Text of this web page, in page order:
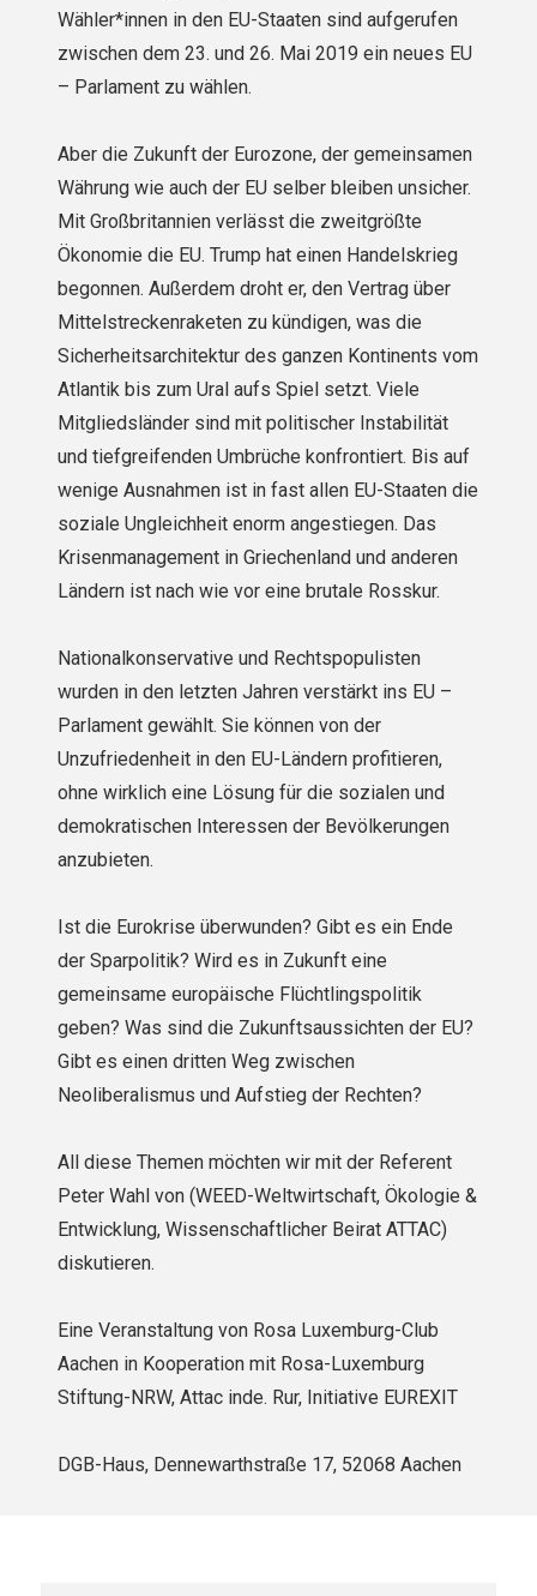
Wähler*innen in den EU-Staaten sind aufgerufen
zwischen dem 23. und 26. Mai 2019 ein neues EU
– Parlament zu wählen.
Aber die Zukunft der Eurozone, der gemeinsamen
Währung wie auch der EU selber bleiben unsicher.
Mit Großbritannien verlässt die zweitgrößte
Ökonomie die EU. Trump hat einen Handelskrieg
begonnen. Außerdem droht er, den Vertrag über
Mittelstreckenraketen zu kündigen, was die
Sicherheitsarchitektur des ganzen Kontinents vom
Atlantik bis zum Ural aufs Spiel setzt. Viele
Mitgliedsländer sind mit politischer Instabilität
und tiefgreifenden Umbrüche konfrontiert. Bis auf
wenige Ausnahmen ist in fast allen EU-Staaten die
soziale Ungleichheit enorm angestiegen. Das
Krisenmanagement in Griechenland und anderen
Ländern ist nach wie vor eine brutale Rosskur.
Nationalkonservative und Rechtspopulisten
wurden in den letzten Jahren verstärkt ins EU –
Parlament gewählt. Sie können von der
Unzufriedenheit in den EU-Ländern profitieren,
ohne wirklich eine Lösung für die sozialen und
demokratischen Interessen der Bevölkerungen
anzubieten.
Ist die Eurokrise überwunden? Gibt es ein Ende
der Sparpolitik? Wird es in Zukunft eine
gemeinsame europäische Flüchtlingspolitik
geben? Was sind die Zukunftsaussichten der EU?
Gibt es einen dritten Weg zwischen
Neoliberalismus und Aufstieg der Rechten?
All diese Themen möchten wir mit der Referent
Peter Wahl von (WEED-Weltwirtschaft, Ökologie &
Entwicklung, Wissenschaftlicher Beirat ATTAC)
diskutieren.
Eine Veranstaltung von Rosa Luxemburg-Club
Aachen in Kooperation mit Rosa-Luxemburg
Stiftung-NRW, Attac inde. Rur, Initiative EUREXIT
DGB-Haus, Dennewarthstraße 17, 52068 Aachen